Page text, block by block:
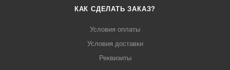
КАК СДЕЛАТЬ ЗАКАЗ?
Условия оплаты
Условия доставки
Реквизиты